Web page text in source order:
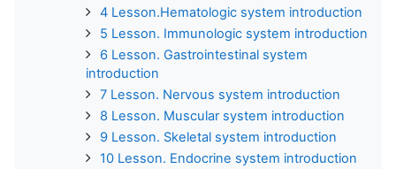
4 Lesson.Hematologic system introduction
5 Lesson. Immunologic system introduction
6 Lesson. Gastrointestinal system
introduction
7 Lesson. Nervous system introduction
8 Lesson. Muscular system introduction
9 Lesson. Skeletal system introduction
10 Lesson. Endocrine system introduction